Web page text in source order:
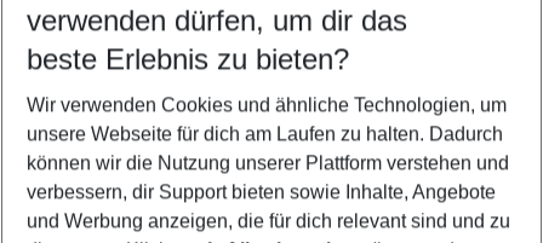
Kuba Urlaub Karibik Urlaub Kanada Urlaub
verwenden dürfen, um dir das
beste Erlebnis zu bieten?
Wir verwenden Cookies und ähnliche Technologien, um
unsere Webseite für dich am Laufen zu halten. Dadurch
können wir die Nutzung unserer Plattform verstehen und
verbessern, dir Support bieten sowie Inhalte, Angebote
und Werbung anzeigen, die für dich relevant sind und zu